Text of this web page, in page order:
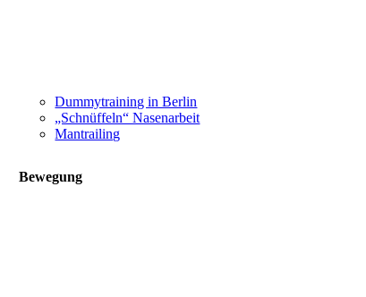
Dummytraining in Berlin
„Schnüffeln“ Nasenarbeit
Mantrailing
Bewegung